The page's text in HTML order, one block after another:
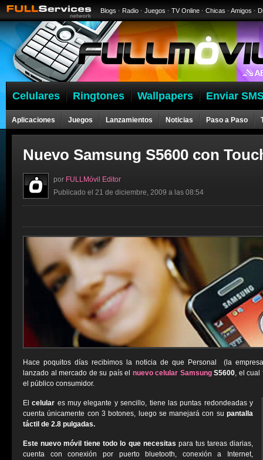
Blogs · Radio · Juegos · TV Online · Chicas · Amigos ·
Celulares Ringtones Wallpapers Enviar
Aplicaciones Juegos Lanzamientos Noticias Paso a Paso
Nuevo Samsung S5600 con
por FULLMóvil Editor
Publicado el 21 de diciembre, 2009 a las 08:54
Hace poquitos días recibimos la noticia de que Personal (la
lanzado al mercado de su país el nuevo celular SamsungS5600, el cual
el público consumidor.
Elcelular es muy elegante y sencillo, tiene las puntas redondeadas y
cuenta únicamente con 3 botones, luego se manejará con su pantalla
táctil de 2.8 pulgadas.
Este nuevo móvil tiene todo lo que necesitas para tus tareas diarias,
cuenta con conexión por puerto bluetooth, conexión a Internet,